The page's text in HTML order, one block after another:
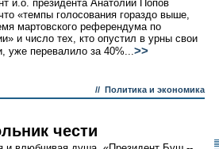
и.о. президента Анатолий Попов
«темпы голосования гораздо выше,
мартовского референдума по
и число тех, кто опустил в урны свои
уже перевалило за 40%...>>
// Политика и экономика
чести